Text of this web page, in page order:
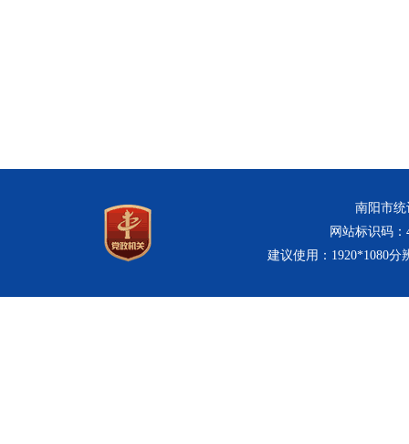
南阳市统
网站标识码：
建议使用：1920*1080